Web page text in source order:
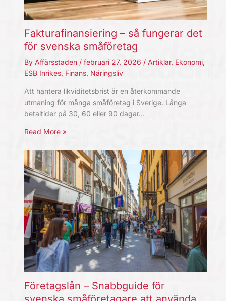
Fakturafinansiering – så fungerar det
för svenska småföretag
By Affärsstaden / februari 27, 2026 / Artiklar, Ekonomi,
ESB Inrikes, Finans, Näringsliv
Att hantera likviditetsbrist är en återkommande
utmaning för många småföretag i Sverige. Långa
betaltider på 30, 60 eller 90 dagar…
Read More »
Företagslån – Snabbguide för